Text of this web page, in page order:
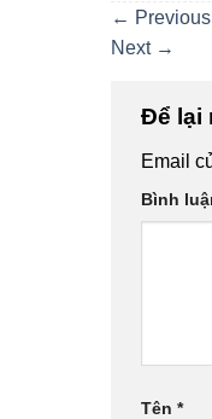
← Previous
Next →
Để lại
Email
Bình
Tên *